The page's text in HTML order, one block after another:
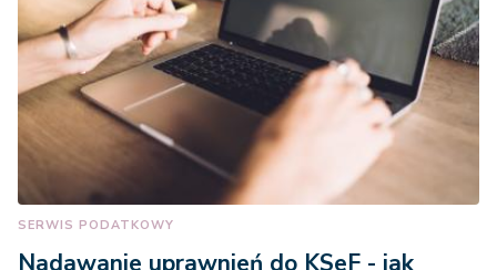
SERWIS PODATKOWY
Nadawanie uprawnień do KSeF - jak